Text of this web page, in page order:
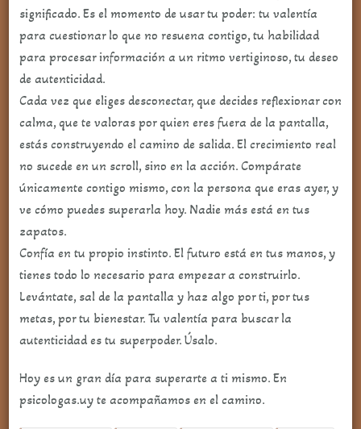
significado. Es el momento de usar tu poder: tu valentía
para cuestionar lo que no resuena contigo, tu habilidad
para procesar información a un ritmo vertiginoso, tu deseo
de autenticidad.
Cada vez que eliges desconectar, que decides reflexionar con
calma, que te valoras por quien eres fuera de la pantalla,
estás construyendo el camino de salida. El crecimiento real
no sucede en un scroll, sino en la acción. Compárate
únicamente contigo mismo, con la persona que eras ayer, y
ve cómo puedes superarla hoy. Nadie más está en tus
zapatos.
Confía en tu propio instinto. El futuro está en tus manos, y
tienes todo lo necesario para empezar a construirlo.
Levántate, sal de la pantalla y haz algo por ti, por tus
metas, por tu bienestar. Tu valentía para buscar la
autenticidad es tu superpoder. Úsalo.
Hoy es un gran día para superarte a ti mismo. En
psicologas.uy te acompañamos en el camino.